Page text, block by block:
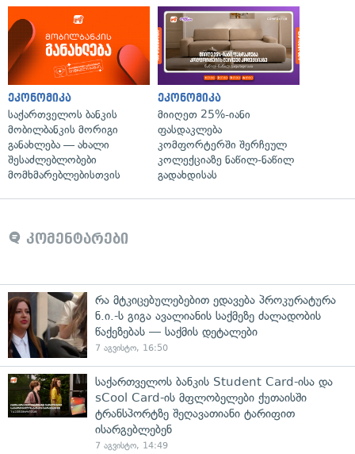
ეკონომიკა
საქართველოს ბანკის
მობილბანკის მორიგი
განახლება — ახალი
შესაძლებლობები
მომხმარებლებისთვის
ეკონომიკა
მიიღეთ 25%-იანი
ფასდაკლება
კომფორტერში შერჩეულ
კოლექციაზე ნაწილ-ნაწილ
გადახდისას
კომენტარები
რა მტკიცებულებებით ედავება პროკურატურა
ნ.ი.-ს გიგა ავალიანის საქმეზე ძალადობის
წაქეზებას — საქმის დეტალები
7 აგვისტო, 16:50
საქართველოს ბანკის Student Card-ისა და
sCool Card-ის მფლობელები ქუთაისში
ტრანსპორტზე შეღავათიანი ტარიფით
ისარგებლებენ
7 აგვისტო, 14:49